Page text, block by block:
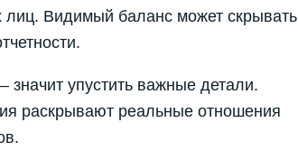
Видимый баланс может скрывать
упустить важные детали.
раскрывают реальные отношения